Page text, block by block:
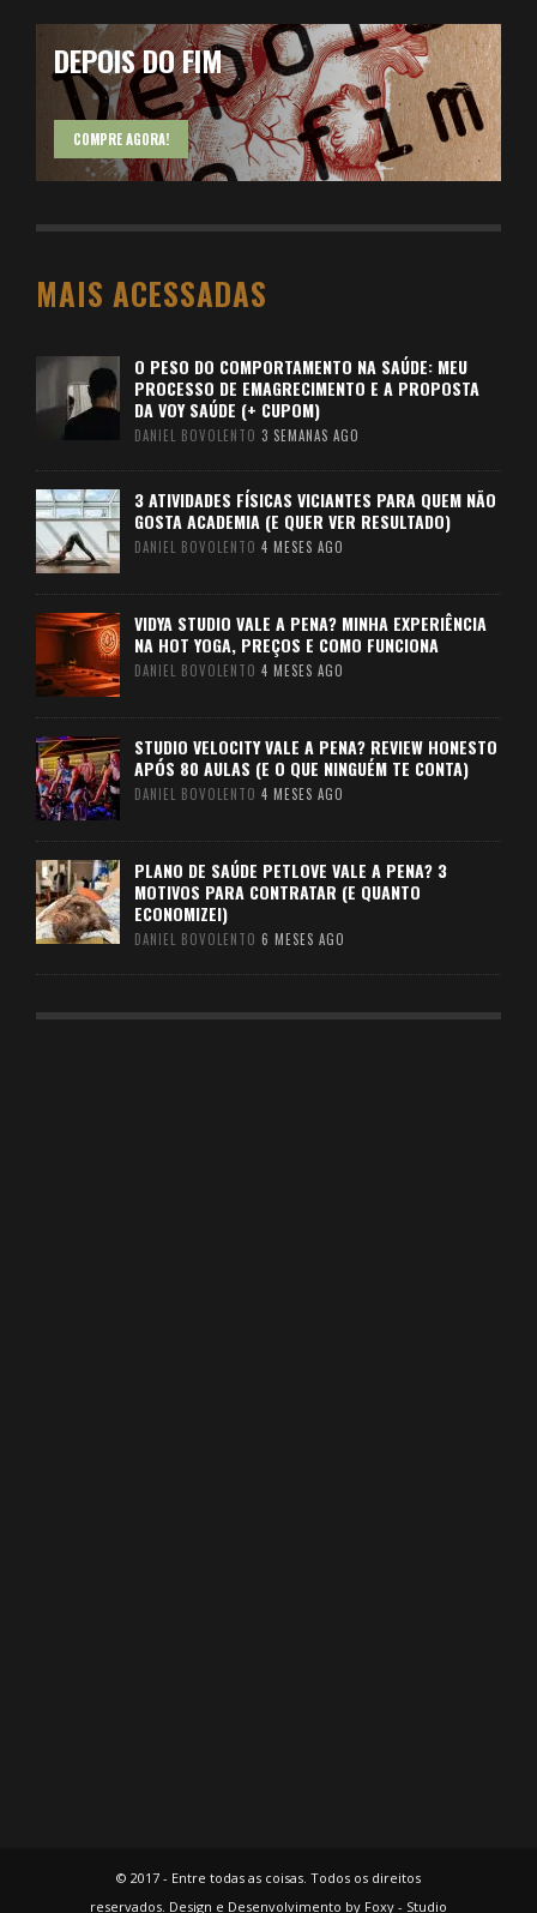
DEPOIS DO FIM
COMPRE AGORA!
MAIS ACESSADAS
O PESO DO COMPORTAMENTO NA SAÚDE: MEU
PROCESSO DE EMAGRECIMENTO E A PROPOSTA
DA VOY SAÚDE (+ CUPOM)
DANIEL BOVOLENTO 3 SEMANAS AGO
3 ATIVIDADES FÍSICAS VICIANTES PARA QUEM NÃO
GOSTA ACADEMIA (E QUER VER RESULTADO)
DANIEL BOVOLENTO 4 MESES AGO
VIDYA STUDIO VALE A PENA? MINHA EXPERIÊNCIA
NA HOT YOGA, PREÇOS E COMO FUNCIONA
DANIEL BOVOLENTO 4 MESES AGO
STUDIO VELOCITY VALE A PENA? REVIEW HONESTO
APÓS 80 AULAS (E O QUE NINGUÉM TE CONTA)
DANIEL BOVOLENTO 4 MESES AGO
PLANO DE SAÚDE PETLOVE VALE A PENA? 3
MOTIVOS PARA CONTRATAR (E QUANTO
ECONOMIZEI)
DANIEL BOVOLENTO 6 MESES AGO
© 2017 - Entre todas as coisas. Todos os direitos
reservados. Design e Desenvolvimento by Foxy - Studio